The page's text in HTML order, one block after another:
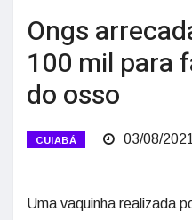
Ongs
100 mil para
do osso
CUIABÁ 03/08/2021
Uma vaquinha realizada